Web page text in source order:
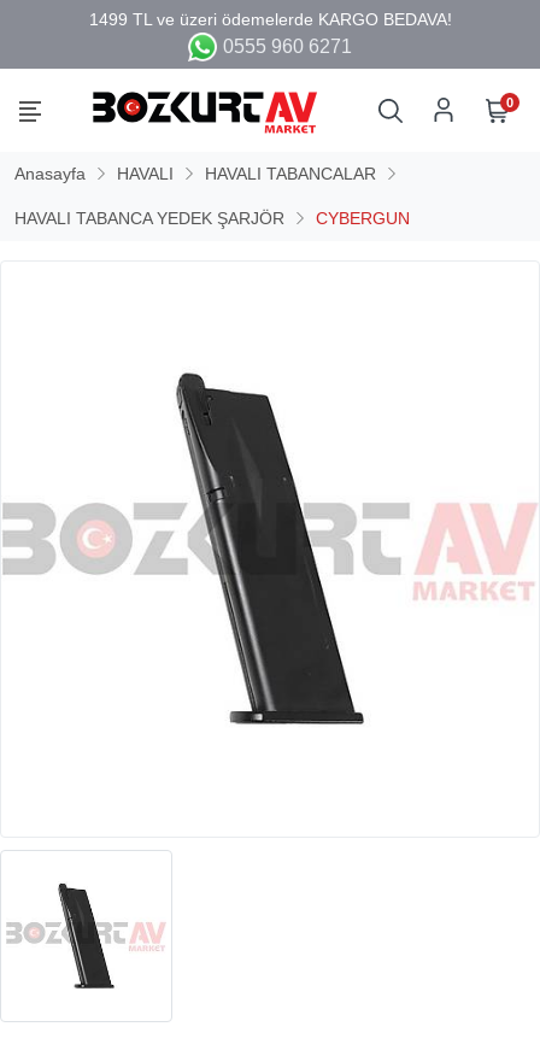
0555 960 6271
0
Anasayfa HAVALI HAVALI TABANCALAR
HAVALI TABANCA YEDEK ŞARJÖR CYBERGUN